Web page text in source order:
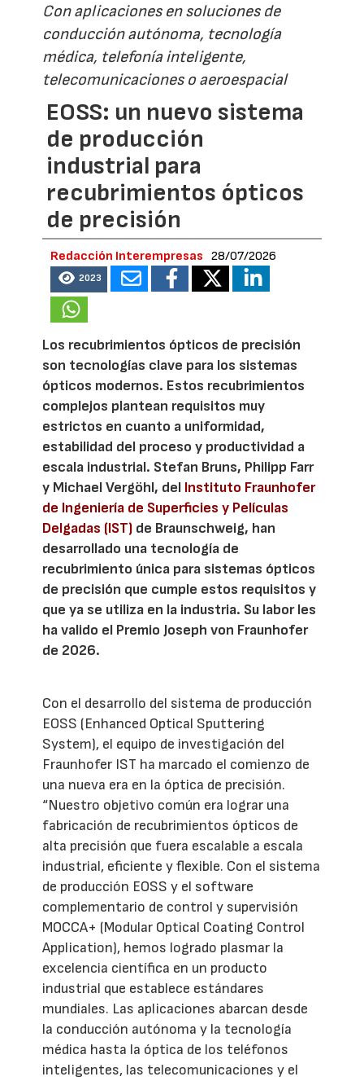
Con aplicaciones en soluciones de
conducción autónoma, tecnología
médica, telefonía inteligente,
telecomunicaciones o aeroespacial
EOSS: un nuevo sistema
de producción
industrial para
recubrimientos ópticos
de precisión
Redacción Interempresas 28/07/2026
2023
Los recubrimientos ópticos de precisión
son tecnologías clave para los sistemas
ópticos modernos. Estos recubrimientos
complejos plantean requisitos muy
estrictos en cuanto a uniformidad,
estabilidad del proceso y productividad a
escala industrial. Stefan Bruns, Philipp Farr
y Michael Vergöhl, del Instituto Fraunhofer
de Ingeniería de Superficies y Películas
Delgadas (IST) de Braunschweig, han
desarrollado una tecnología de
recubrimiento única para sistemas ópticos
de precisión que cumple estos requisitos y
que ya se utiliza en la industria. Su labor les
ha valido el Premio Joseph von Fraunhofer
de 2026.
Con el desarrollo del sistema de producción
EOSS (Enhanced Optical Sputtering
System), el equipo de investigación del
Fraunhofer IST ha marcado el comienzo de
una nueva era en la óptica de precisión.
“Nuestro objetivo común era lograr una
fabricación de recubrimientos ópticos de
alta precisión que fuera escalable a escala
industrial, eficiente y flexible. Con el sistema
de producción EOSS y el software
complementario de control y supervisión
MOCCA+ (Modular Optical Coating Control
Application), hemos logrado plasmar la
excelencia científica en un producto
industrial que establece estándares
mundiales. Las aplicaciones abarcan desde
la conducción autónoma y la tecnología
médica hasta la óptica de los teléfonos
inteligentes, las telecomunicaciones y el